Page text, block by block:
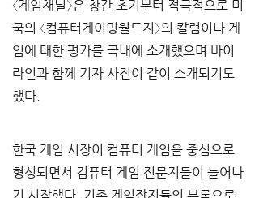
〈게임채널〉은 창간 초기부터 적극적으로 미
국의 〈컴퓨터게이밍월드지〉의 칼럼이나 게
임에 대한 평가를 국내에 소개했으며 바이
라인과 함께 기자 사진이 같이 소개되기도
했다.
한국 게임 시장이 컴퓨터 게임을 중심으로
형성되면서 컴퓨터 게임 전문지들이 늘어나